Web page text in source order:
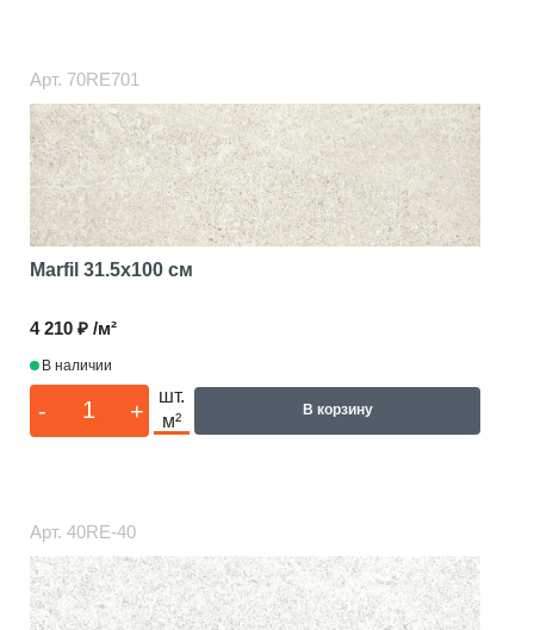
Арт. 70RE701
Marfil 31.5x100 см
4 210 ₽ /м²
В наличии
- +
шт.
м²
В корзину
Арт. 40RE-40